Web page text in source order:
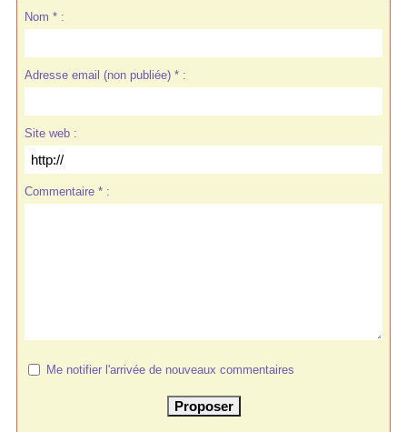
Nom * :
Adresse email (non publiée) * :
Site web :
Commentaire * :
Me notifier l'arrivée de nouveaux commentaires